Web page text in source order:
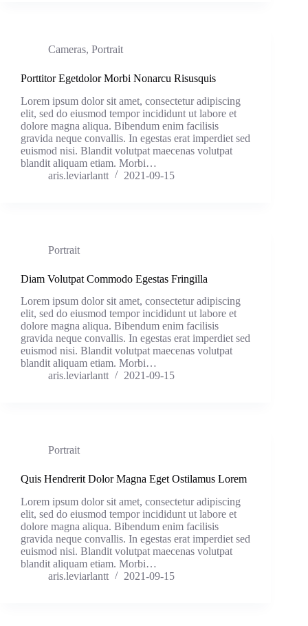
Cameras, Portrait
Porttitor Egetdolor Morbi Nonarcu Risusquis
Lorem ipsum dolor sit amet, consectetur adipiscing
elit, sed do eiusmod tempor incididunt ut labore et
dolore magna aliqua. Bibendum enim facilisis
gravida neque convallis. In egestas erat imperdiet sed
euismod nisi. Blandit volutpat maecenas volutpat
blandit aliquam etiam. Morbi…
aris.leviarlantt
2021-09-15
Portrait
Diam Volutpat Commodo Egestas Fringilla
Lorem ipsum dolor sit amet, consectetur adipiscing
elit, sed do eiusmod tempor incididunt ut labore et
dolore magna aliqua. Bibendum enim facilisis
gravida neque convallis. In egestas erat imperdiet sed
euismod nisi. Blandit volutpat maecenas volutpat
blandit aliquam etiam. Morbi…
aris.leviarlantt
2021-09-15
Portrait
Quis Hendrerit Dolor Magna Eget Ostilamus Lorem
Lorem ipsum dolor sit amet, consectetur adipiscing
elit, sed do eiusmod tempor incididunt ut labore et
dolore magna aliqua. Bibendum enim facilisis
gravida neque convallis. In egestas erat imperdiet sed
euismod nisi. Blandit volutpat maecenas volutpat
blandit aliquam etiam. Morbi…
aris.leviarlantt
2021-09-15